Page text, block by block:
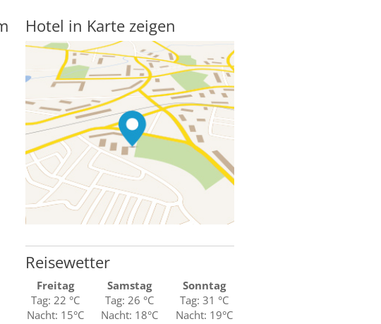
Hotel in Karte zeigen
Reisewetter
Freitag
Tag: 22 °C
Nacht: 15°C
Samstag
Tag: 26 °C
Nacht: 18°C
Sonntag
Tag: 31 °C
Nacht: 19°C